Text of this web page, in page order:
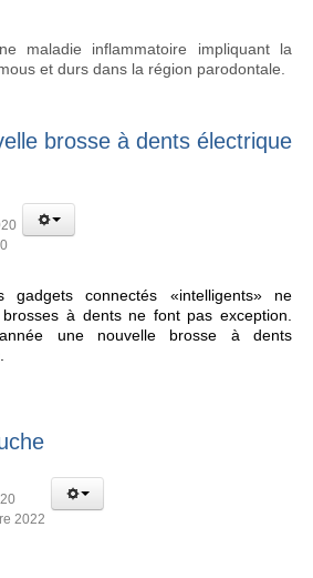
maladie inflammatoire impliquant la
et durs dans la région parodontale.
brosse à dents électrique
connectés «intelligents» ne
à dents ne font pas exception.
une nouvelle brosse à dents
2022